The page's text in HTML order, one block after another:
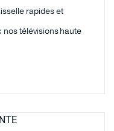
rapides et
nos télévisions haute